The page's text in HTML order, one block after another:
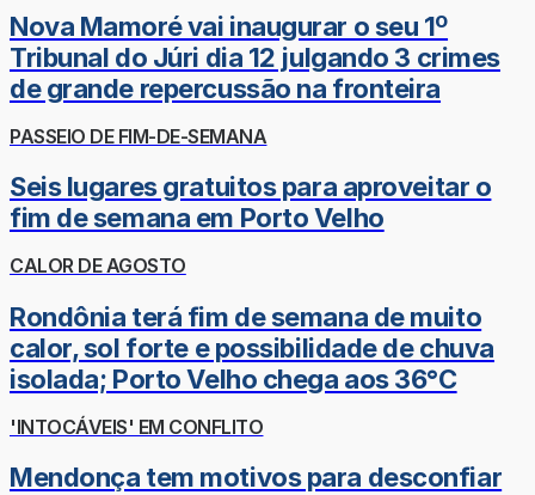
Nova Mamoré vai inaugurar o seu 1º
Tribunal do Júri dia 12 julgando 3 crimes
de grande repercussão na fronteira
PASSEIO DE FIM-DE-SEMANA
Seis lugares gratuitos para aproveitar o
fim de semana em Porto Velho
CALOR DE AGOSTO
Rondônia terá fim de semana de muito
calor, sol forte e possibilidade de chuva
isolada; Porto Velho chega aos 36°C
'INTOCÁVEIS' EM CONFLITO
Mendonça tem motivos para desconfiar